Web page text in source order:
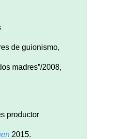
de guionismo,
madres”/2008,
productor
2015.